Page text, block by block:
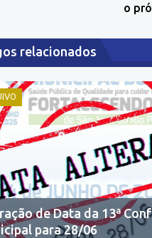
o
relacionados
de Data da 13ª
para 28/06